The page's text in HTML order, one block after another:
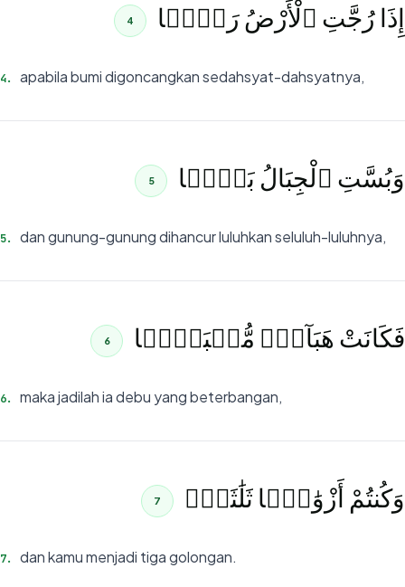
إِذَا رُجَّتِ ٱلْأَرْضُ رَجًّۭا 4
4. apabila bumi digoncangkan sedahsyat-dahsyatnya,
وَبُسَّتِ ٱلْجِبَالُ بَسًّۭا 5
5. dan gunung-gunung dihancur luluhkan seluluh-luluhnya,
فَكَانَتْ هَبَآءًۭ مُّنۢبَثًّۭا 6
6. maka jadilah ia debu yang beterbangan,
وَكُنتُمْ أَزْوَٰجًۭا ثَلَٰثَةًۭ 7
7. dan kamu menjadi tiga golongan.